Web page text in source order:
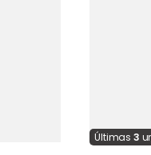
Últimas 3